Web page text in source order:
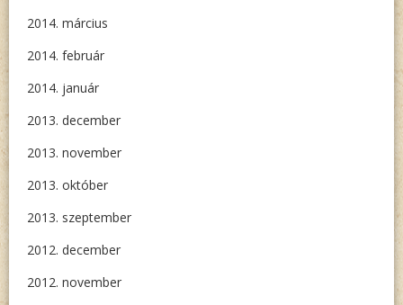
2014. március
2014. február
2014. január
2013. december
2013. november
2013. október
2013. szeptember
2012. december
2012. november